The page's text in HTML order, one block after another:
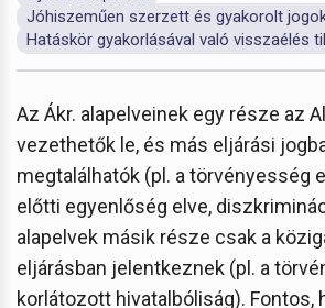
Jóhiszeműen szerzett és gyakorolt
Hatáskör gyakorlásával való visszaélés
Az Ákr. alapelveinek egy része az
vezethetők le, és más eljárási
megtalálhatók (pl. a törvényesség
előtti egyenlőség elve,
alapelvek másik része csak a
eljárásban jelentkeznek (pl. a
korlátozott hivatalbóliság). Fontos,